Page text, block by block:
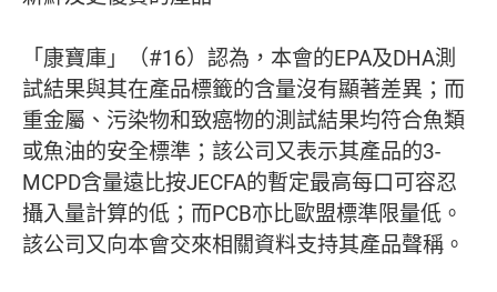
「康寶庫」（#16）認為，本會的EPA及DHA測
試結果與其在產品標籤的含量沒有顯著差異；而
重金屬、污染物和致癌物的測試結果均符合魚類
或魚油的安全標準；該公司又表示其產品的3-
MCPD含量遠比按JECFA的暫定最高每口可容忍
攝入量計算的低；而PCB亦比歐盟標準限量低。
該公司又向本會交來相關資料支持其產品聲稱。